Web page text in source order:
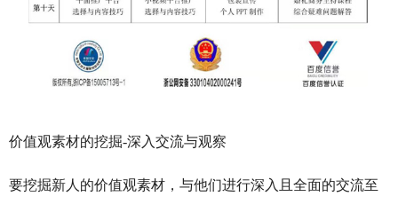
价值观素材的挖掘-深入交流与观察
要挖掘新人的价值观素材，与他们进行深入且全面的交流至